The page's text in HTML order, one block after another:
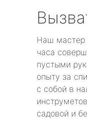
Наш мастер
часа
пустыми
опыту за
с собой в
садовой и